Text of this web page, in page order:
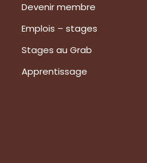
Devenir membre
Emplois – stages
Stages au Grab
Apprentissage